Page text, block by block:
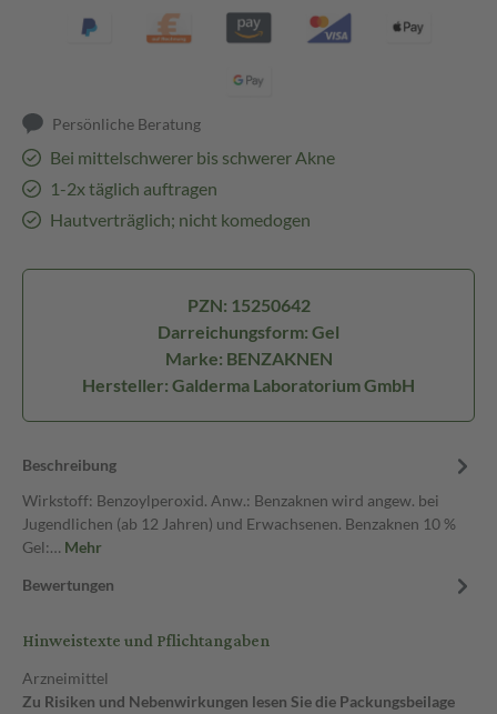
Persönliche Beratung
Bei mittelschwerer bis schwerer Akne
1-2x täglich auftragen
Hautverträglich; nicht komedogen
PZN: 15250642
Darreichungsform: Gel
Marke: BENZAKNEN
Hersteller: Galderma Laboratorium GmbH
Beschreibung
Wirkstoff: Benzoylperoxid. Anw.: Benzaknen wird angew. bei
Jugendlichen (ab 12 Jahren) und Erwachsenen. Benzaknen 10 %
Gel:… Mehr
Bewertungen
Hinweistexte und Pflichtangaben
Arzneimittel
Zu Risiken und Nebenwirkungen lesen Sie die Packungsbeilage